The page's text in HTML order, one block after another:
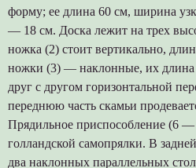
форму; ее длина 60 см, ширина
— 18 см. Доска лежит на трех
ножка (2) стоит вертикально,
ножки (3) — наклонные, их
друг с другом горизонтальной
переднюю часть скамьи
Прядильное приспособление (6 —
голландской самопрялки. В
два наклонных параллельных